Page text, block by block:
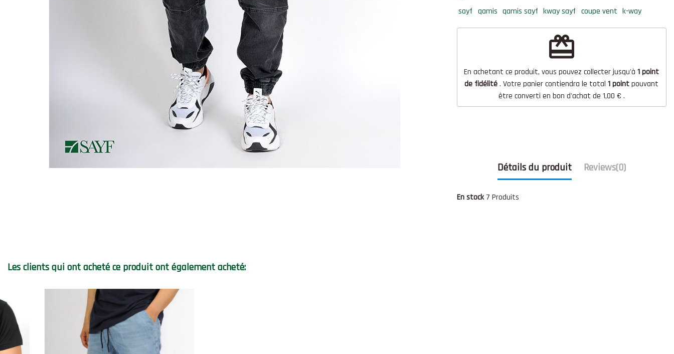
sayf qamis qamis sayf kway sayf coupe vent k-way
redeem
En achetant ce produit, vous pouvez collecter jusqu'à1point
de fidélité. Votre panier contiendra le total1pointpouvant
être converti en bon d'achat de 1,00 € .
Détails du produit Reviews(0)
En stock 7 Produits
Les clients qui ont acheté ce produit ont également acheté: